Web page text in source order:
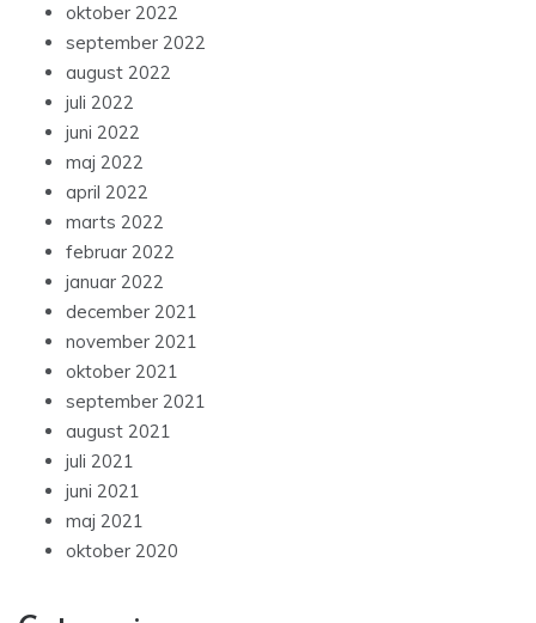
oktober 2022
september 2022
august 2022
juli 2022
juni 2022
maj 2022
april 2022
marts 2022
februar 2022
januar 2022
december 2021
november 2021
oktober 2021
september 2021
august 2021
juli 2021
juni 2021
maj 2021
oktober 2020